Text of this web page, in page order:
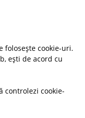
folosește cookie-uri.
ești de acord cu
controlezi cookie-